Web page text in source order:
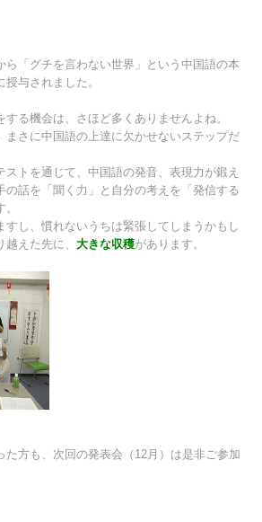
ら「グチを言わない世界」という中国語の本
与されました。
する機会は、さほど多くありませんよね。
まさに中国語の上達に欠かせないステップだ
ストを通じて、中国語の発音、表現力が鍛え
の話を「聞く力」と自分の考えを「発信する
すし、慣れないうちは緊張してしまうかもし
えた先に、 大きな収穫があります。
た方も、次回の発表会（12月）は是非ご参加